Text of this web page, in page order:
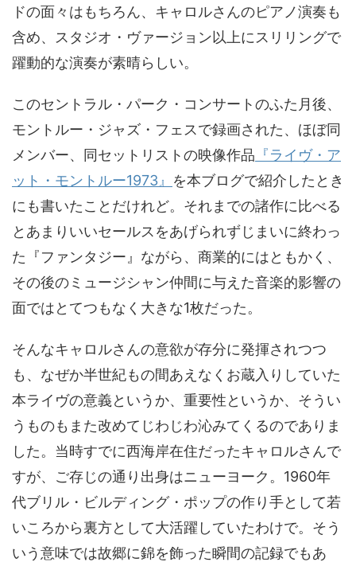
ドの面々はもちろん、キャロルさんのピアノ演奏も
含め、スタジオ・ヴァージョン以上にスリリングで
躍動的な演奏が素晴らしい。
このセントラル・パーク・コンサートのふた月後、
モントルー・ジャズ・フェスで録画された、ほぼ同
メンバー、同セットリストの映像作品 『ライヴ・ア
ット・モントルー1973』 を本ブログで紹介したとき
にも書いたことだけれど。それまでの諸作に比べる
とあまりいいセールスをあげられずじまいに終わっ
た『ファンタジー』ながら、商業的にはともかく、
その後のミュージシャン仲間に与えた音楽的影響の
面ではとてつもなく大きな1枚だった。
そんなキャロルさんの意欲が存分に発揮されつつ
も、なぜか半世紀もの間あえなくお蔵入りしていた
本ライヴの意義というか、重要性というか、そうい
うものもまた改めてじわじわ沁みてくるのでありま
した。当時すでに西海岸在住だったキャロルさんで
すが、ご存じの通り出身はニューヨーク。1960年
代ブリル・ビルディング・ポップの作り手として若
いころから裏方として大活躍していたわけで。そう
いう意味では故郷に錦を飾った瞬間の記録でもあ